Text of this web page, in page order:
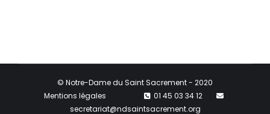
© Notre-Dame du Saint Sacrement - 2020
Mentions légales
01 45 03 34 12
secretariat@ndsaintsacrement.org